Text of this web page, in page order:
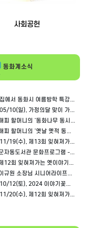
사회공헌
동화계소식
동화의집에서 동화시 여름방학 특강을 시작합니다
2026/05/10(일), 가정의달 맞이 가족동화극 '엄마, 아빠 사랑해요!' - 구의제3동도서관 접수
2025 해피 할머니의 '동화나무 동시열매' 출간!
2025 해피 할머니의 '옛날 옛적 동화시 열두 고개' 출간!
2025/11/19(수), 제13회 잊혀져가는 옛이야기대회 안내
2025 군자동도서관 문화프로그램 - 동화구연과 동시낭독 "동화나무 동시열매"
2024 제12회 잊혀져가는 옛이야기대회 수상자
2024 이규원 소장님 시니어라이프ON 출연!
2024/10/12(토), 2024 이야기꽃이 피는 동화의집에 초대합니다.
2024/11/20(수), 제12회 잊혀져가는 옛이야기대회 [수정]